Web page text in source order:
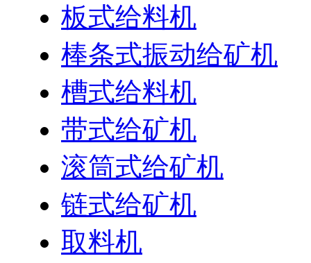
板式给料机
棒条式振动给矿机
槽式给料机
带式给矿机
滚筒式给矿机
链式给矿机
取料机